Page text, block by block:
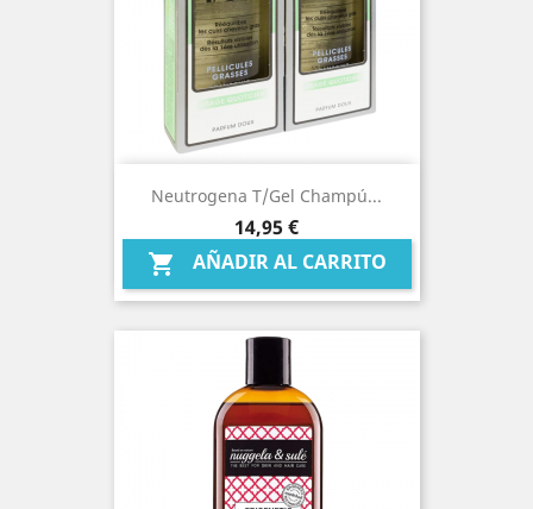
Neutrogena T/gel Champú...
Precio
14,95 €
 AÑADIR AL CARRITO